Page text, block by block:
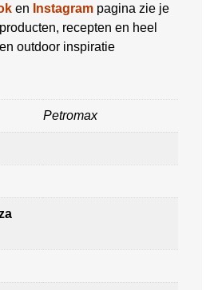
en Instagram pagina zie je
recepten en heel
outdoor inspiratie
Petromax